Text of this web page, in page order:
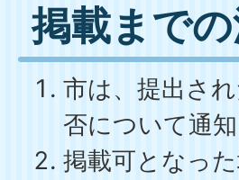
掲載まで
市は、提出さ
否について通知
掲載可となっ